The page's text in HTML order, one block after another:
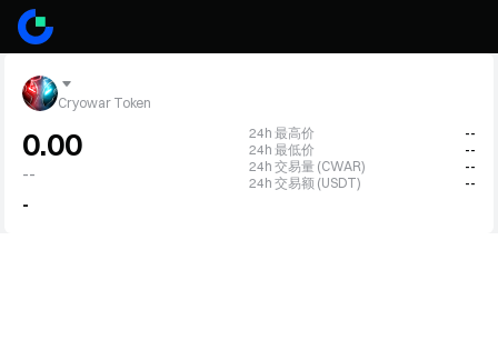
Cryowar Token
0.00
--
-
24h 最高价
--
24h 最低价
--
24h 交易量 (CWAR)
--
24h 交易额 (USDT)
--